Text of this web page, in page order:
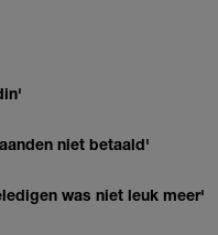
niet betaald'
was niet leuk meer'